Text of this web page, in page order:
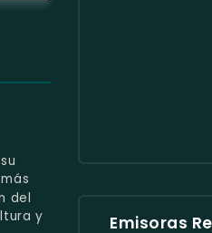
del
y
Emisoras